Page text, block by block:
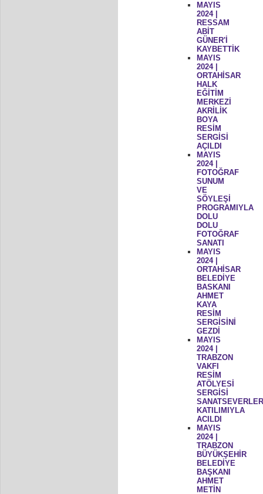
MAYIS
2024 |
RESSAM
ABİT
GÜNER'İ
KAYBETTİK
MAYIS
2024 |
ORTAHİSAR
HALK
EĞİTİM
MERKEZİ
AKRİLİK
BOYA
RESİM
SERGİSİ
AÇILDI
MAYIS
2024 |
FOTOĞRAF
SUNUM
VE
SÖYLEŞİ
PROGRAMIYLA
DOLU
DOLU
FOTOĞRAF
SANATI
MAYIS
2024 |
ORTAHİSAR
BELEDİYE
BASKANI
AHMET
KAYA
RESİM
SERGİSİNİ
GEZDİ
MAYIS
2024 |
TRABZON
VAKFI
RESİM
ATÖLYESİ
SERGİSİ
KATILIMIYLA
ACILDI
MAYIS
2024 |
TRABZON
BÜYÜKŞEHİR
BELEDİYE
BAŞKANI
AHMET
METİN